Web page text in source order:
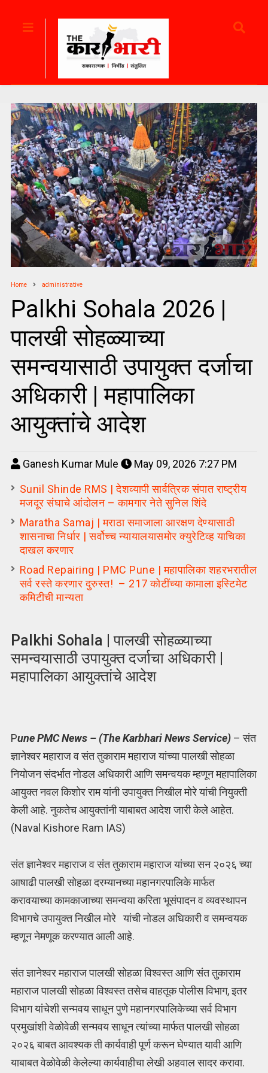
Home administrative
Palkhi Sohala 2026 |
पालखी सोहळ्याच्या
समन्वयासाठी उपायुक्त दर्जाचा
अधिकारी | महापालिका
आयुक्तांचे आदेश
Ganesh Kumar Mule
May 09, 2026 7:27 PM
Sunil Shinde RMS | देशव्यापी सार्वत्रिक संपात राष्ट्रीय
मजदूर संघाचे आंदोलन – कामगार नेते सुनिल शिंदे
Maratha Samaj | मराठा समाजाला आरक्षण देण्यासाठी
शासनाचा निर्धार | सर्वोच्च न्यायालयासमोर क्युरेटिव्ह याचिका
दाखल करणार
Road Repairing | PMC Pune | महापालिका शहरभरातील
सर्व रस्ते करणार दुरुस्त! – 217 कोटींच्या कामाला इस्टिमेट
कमिटीची मान्यता
Palkhi Sohala | पालखी सोहळ्याच्या
समन्वयासाठी उपायुक्त दर्जाचा अधिकारी |
महापालिका आयुक्तांचे आदेश
Pune PMC News – (The Karbhari News Service)– संत
ज्ञानेश्वर महाराज व संत तुकाराम महाराज यांच्या पालखी सोहळा
नियोजन संदर्भात नोडल अधिकारी आणि समन्वयक म्हणून महापालिका
आयुक्त नवल किशोर राम यांनी उपायुक्त निखील मोरे यांची नियुक्ती
केली आहे. नुकतेच आयुक्तांनी याबाबत आदेश जारी केले आहेत.
(Naval Kishore Ram IAS)
संत ज्ञानेश्वर महाराज व संत तुकाराम महाराज यांच्या सन २०२६ च्या
आषाढी पालखी सोहळा दरम्यानच्या महानगरपालिके मार्फत
करावयाच्या कामकाजाच्या समन्वया करिता भूसंपादन व व्यवस्थापन
विभागचे उपायुक्त निखील मोरे यांची नोडल अधिकारी व समन्वयक
म्हणून नेमणूक करण्यात आली आहे.
संत ज्ञानेश्वर महाराज पालखी सोहळा विश्वस्त आणि संत तुकाराम
महाराज पालखी सोहळा विश्वस्त तसेच वाहतूक पोलीस विभाग, इतर
विभाग यांचेशी सन्मवय साधून पुणे महानगरपालिकेच्या सर्व विभाग
प्रमुखांशी वेळोवेळी सन्मवय साधून त्यांच्या मार्फत पालखी सोहळा
२०२६ बाबत आवश्यक ती कार्यवाही पूर्ण करून घेण्यात यावी आणि
याबाबत वेळोवेळी केलेल्या कार्यवाहीचा लेखी अहवाल सादर करावा.